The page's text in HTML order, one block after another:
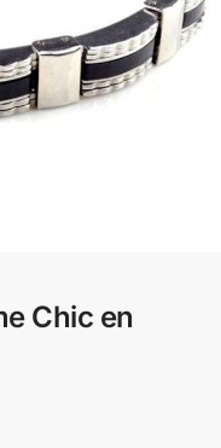
Chic en